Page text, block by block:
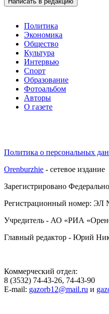
Политика
Экономика
Общество
Культура
Интервью
Спорт
Образование
Фотоальбом
Авторы
О газете
Политика о персональных
Orenburzhie - сетевое издание
Зарегистрировано
Регистрационный номер: ЭЛ
Учредитель - АО «РИА
Главный редактор - Юрий
Коммерческий отдел:
8 (3532) 74-43-26, 74-43-90
E-mail: gazorb12@mail.ru и